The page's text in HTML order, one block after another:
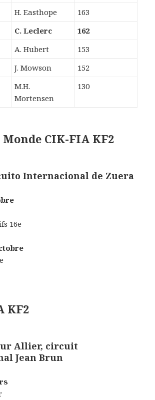
H. Easthope
163
C. Leclerc
162
A. Hubert
153
J. Mowson
152
M.H.
Mortensen
130
Monde CIK-FIA KF2
Internacional de Zuera
16e
KF2
Allier, circuit
Jean Brun